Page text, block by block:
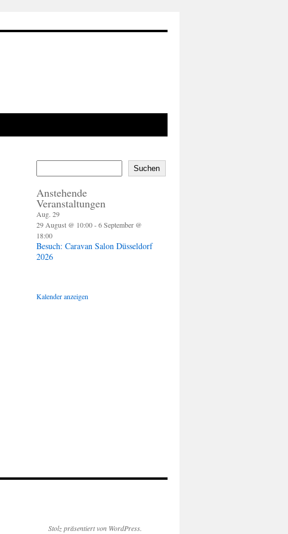
Suchen
Anstehende
Veranstaltungen
Aug. 29
29 August @ 10:00-6 September @
18:00
Besuch: Caravan Salon Düsseldorf
2026
Kalender anzeigen
Stolz präsentiert von WordPress.